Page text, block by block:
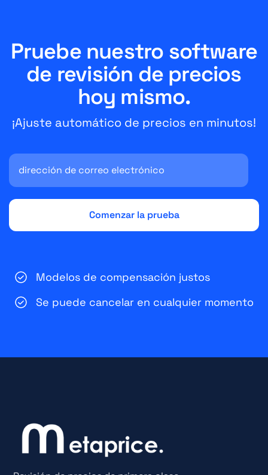
Pruebe nuestro software
de revisión de precios
hoy mismo.
¡Ajuste automático de precios en minutos!
Modelos de compensación justos
Se puede cancelar en cualquier momento